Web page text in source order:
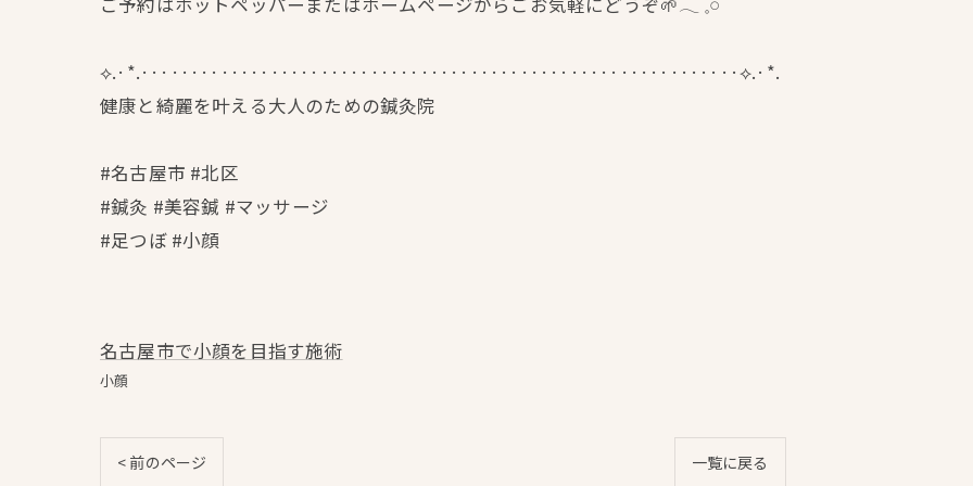
⟡.·*.····························································⟡.·*.
健康と綺麗を叶える大人のための鍼灸院
#名古屋市 #北区
#鍼灸 #美容鍼 #マッサージ
#足つぼ #小顔
名古屋市で小顔を目指す施術
小顔
< 前のページ 一覧に戻る